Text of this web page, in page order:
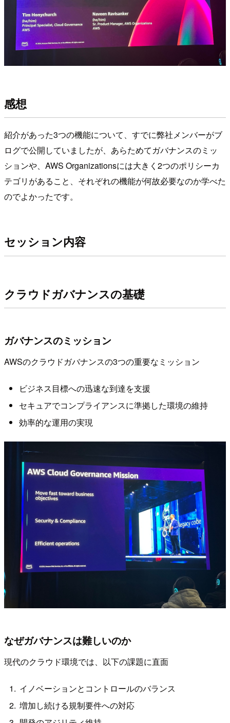
感想
紹介があった3つの機能について、すでに弊社メンバーがブ
ログで公開していましたが、あらためてガバナンスのミッ
ションや、AWS Organizationsには大きく2つのポリシーカ
テゴリがあること、それぞれの機能が何故必要なのか学べた
のでよかったです。
セッション内容
クラウドガバナンスの基礎
ガバナンスのミッション
AWSのクラウドガバナンスの3つの重要なミッション
ビジネス目標への迅速な到達を支援
セキュアでコンプライアンスに準拠した環境の維持
効率的な運用の実現
なぜガバナンスは難しいのか
現代のクラウド環境では、以下の課題に直面
イノベーションとコントロールのバランス
増加し続ける規制要件への対応